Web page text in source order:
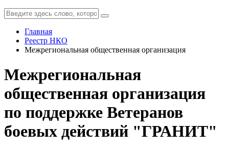
Главная
Реестр НКО
Межрегиональная общественная организация
Межрегиональная
общественная организация
по поддержке Ветеранов
боевых действий "ГРАНИТ"